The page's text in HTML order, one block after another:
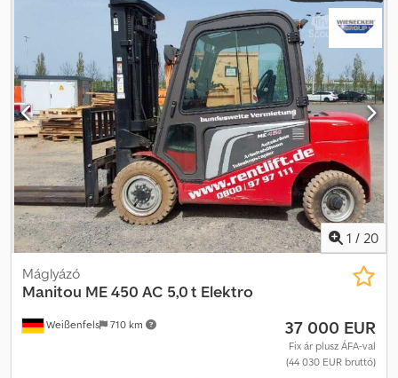
Yanmar, villakeret szélessége:1 000 mm
, villa
11 150 mm , villa szélesség:100 mm, villa vastagsága:35
mm
, belső fordulókör-átmérő:55 mm, fordulókör sugara (külső):
2 010 mm , első gumi méret:6.50-10 10, hátsó gumiabroncs méret:
5.00-8 8, össztömeg: 3 100 kg , teljes magasság: 2 090 mm, teljes
hossz:
3 350 mm, teljes szélesség:1 080 mm, szín:piros,
üzemanyag:dízel , Felszereltség: UVV biztonsági ellenőrzés, fülke,
raklapvillák , Műszaki adatok Gyártási év: 2021 Motor: dízel
Meghajtás: 2WD Emelési magasság: 4,70 m Teljes méretek (H x Sz x
M): 3,35 m x 1,08 m x 2,09 m Csdpfsyxmdmox Aideha Max.
teherbírás: 1800 kg Maximális emelkedőképesség: 20%
Fordulókör: 2,01 m Teljesen működőképes, általános használati
nyomokkal, UVV, Triplex emelőoszlop TLL47 szabad emeléssel,
Meghajtás 2WD, teljes fülke
1 / 20
Weißenfels 710 km
Máglyázó
Manitou ME 450 AC 5,0 t Elektro
37 000 EUR
Fix ár plusz ÁFA-val
(44 030 EUR bruttó)